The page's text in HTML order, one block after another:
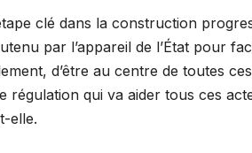
clé dans la construction
par l’appareil de l’État pour
d’être au centre de toutes
régulation qui va aider tous ces
elle.